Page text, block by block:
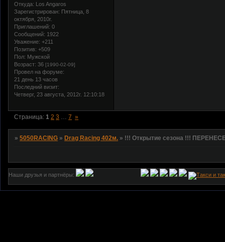
Откуда: Los Angaros
Зарегистрирован: Пятница, 8
октября, 2010г.
Приглашений: 0
Сообщений: 1922
Уважение: +211
Позитив: +509
Пол: Мужской
Возраст: 36 [1990-02-09]
Провел на форуме:
21 день 13 часов
Последний визит:
Четверг, 23 августа, 2012г. 12:10:18
Страница:1 2 3 … 7 »
»5050RACING »Drag Racing 402м. » !!! Открытие сезона !!!
Наши друзья и партнёры: